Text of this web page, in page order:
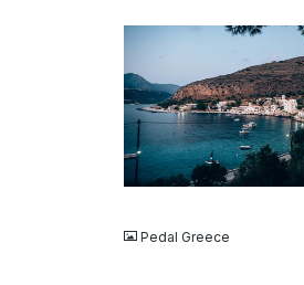
JPG
Pedal Greece